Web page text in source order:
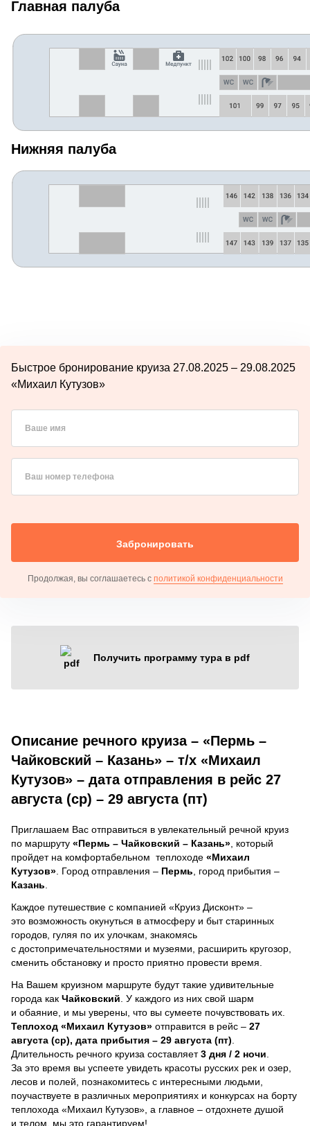
Главная палуба
Нижняя палуба
Быстрое бронирование круиза 27.08.2025 – 29.08.2025
«Михаил Кутузов»
Ваше имя
Ваш номер телефона
Забронировать
Продолжая, вы соглашаетесь с политикой конфиденциальности
Получить программу тура в pdf
Описание речного круиза – «Пермь –
Чайковский – Казань» – т/х «Михаил
Кутузов» – дата отправления в рейс 27
августа (ср) – 29 августа (пт)
Приглашаем Вас отправиться в увлекательный речной круиз
по маршруту «Пермь – Чайковский – Казань» , который
пройдет на комфортабельном теплоходе «Михаил
Кутузов» . Город отправления – Пермь , город прибытия –
Казань
Каждое путешествие с компанией «Круиз Дисконт» –
это возможность окунуться в атмосферу и быт старинных
городов, гуляя по их улочкам, знакомясь
с достопримечательностями и музеями, расширить кругозор,
сменить обстановку и просто приятно провести время.
На Вашем круизном маршруте будут такие удивительные
города как Чайковский . У каждого из них свой шарм
и обаяние, и мы уверены, что вы сумеете почувствовать их.
Теплоход «Михаил Кутузов» отправится в рейс – 27
августа (ср), дата прибытия – 29 августа (пт)
Длительность речного круиза составляет3 дня / 2 ночи
За это время вы успеете увидеть красоты русских рек и озер,
лесов и полей, познакомитесь с интересными людьми,
поучаствуете в различных мероприятиях и конкурсах на борту
теплохода «Михаил Кутузов», а главное – отдохнете душой
и телом, мы это гарантируем!